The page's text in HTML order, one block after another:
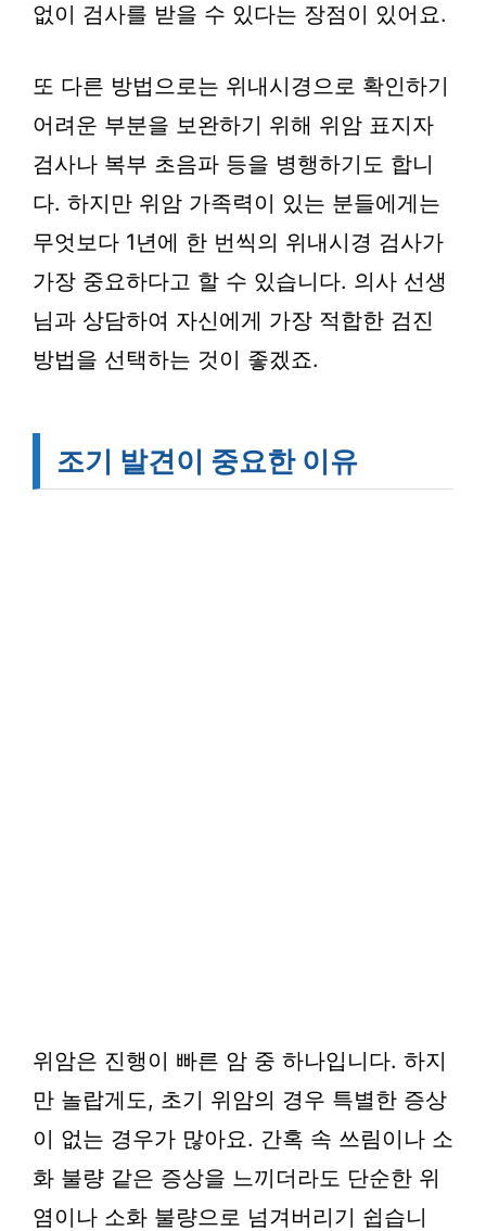
없이 검사를 받을 수 있다는 장점이 있어요.
또 다른 방법으로는 위내시경으로 확인하기
어려운 부분을 보완하기 위해 위암 표지자
검사나 복부 초음파 등을 병행하기도 합니
다. 하지만 위암 가족력이 있는 분들에게는
무엇보다 1년에 한 번씩의 위내시경 검사가
가장 중요하다고 할 수 있습니다. 의사 선생
님과 상담하여 자신에게 가장 적합한 검진
방법을 선택하는 것이 좋겠죠.
조기 발견이 중요한 이유
위암은 진행이 빠른 암 중 하나입니다. 하지
만 놀랍게도, 초기 위암의 경우 특별한 증상
이 없는 경우가 많아요. 간혹 속 쓰림이나 소
화 불량 같은 증상을 느끼더라도 단순한 위
염이나 소화 불량으로 넘겨버리기 쉽습니